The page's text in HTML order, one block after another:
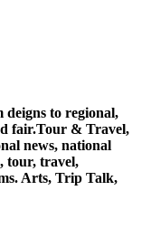
deigns to regional,
fair.Tour & Travel,
news, national
tour, travel,
Arts, Trip Talk,